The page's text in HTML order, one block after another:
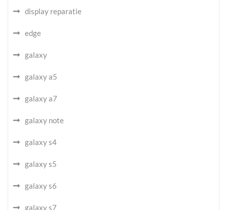
display reparatie
edge
galaxy
galaxy a5
galaxy a7
galaxy note
galaxy s4
galaxy s5
galaxy s6
galaxy s7